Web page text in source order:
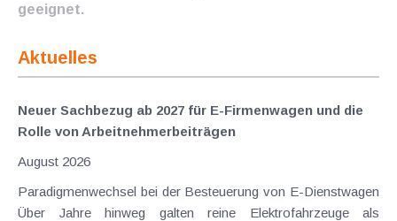
geeignet.
Aktuelles
Neuer Sachbezug ab 2027 für E-Firmenwagen und die
Rolle von Arbeitnehmer​­beiträgen
August 2026
Paradigmenwechsel bei der Besteuerung von E-Dienstwagen
Über Jahre hinweg galten reine Elektrofahrzeuge als